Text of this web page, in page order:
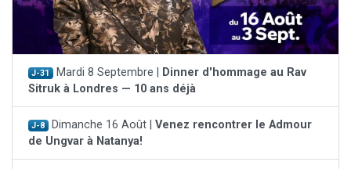
J-31 Mardi 8 Septembre |
Dinner d'hommage au Rav
Sitruk à Londres — 10 ans déjà
J-8 Dimanche 16 Août | Venez rencontrer le Admour
de Ungvar à Natanya!